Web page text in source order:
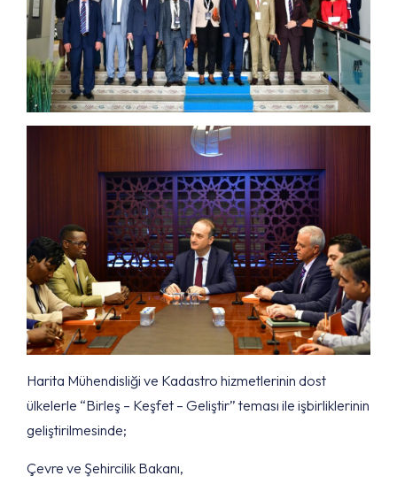
Harita Mühendisliği ve Kadastro hizmetlerinin dost
ülkelerle “Birleş – Keşfet – Geliştir” teması ile işbirliklerinin
geliştirilmesinde;
Çevre ve Şehircilik Bakanı,